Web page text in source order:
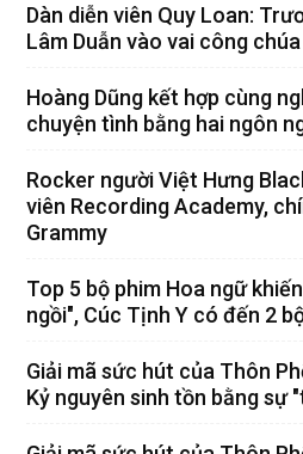
Dàn diễn viên Quy Loan:
Lâm Duẫn vào vai công
Hoàng Dũng kết hợp cùng
chuyện tình bằng hai ngôn
Rocker người Việt Hưng
viên Recording Academy,
Grammy
Top 5 bộ phim Hoa ngữ
ngồi", Cúc Tịnh Y có đến 2
Giải mã sức hút của Thôn
Kỷ nguyên sinh tồn bằng sự